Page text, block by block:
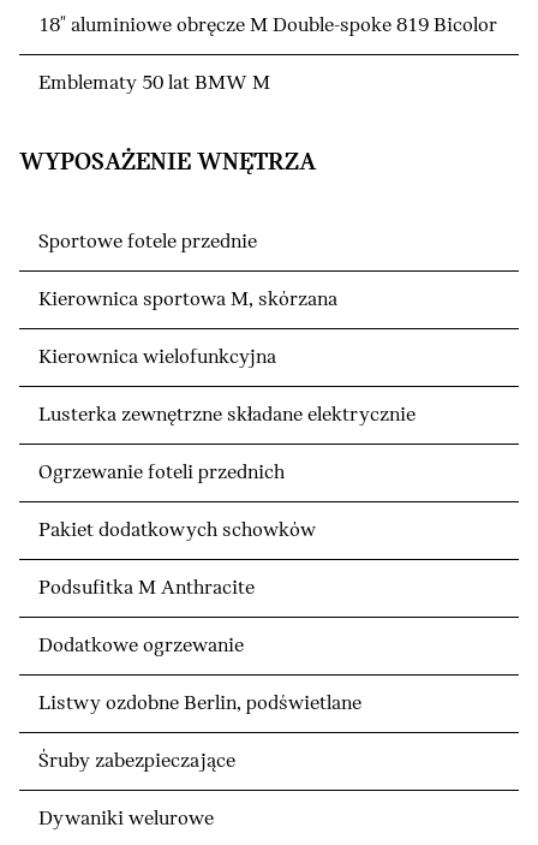
18" aluminiowe obręcze M Double-spoke 819 Bicolor
Emblematy 50 lat BMW M
WYPOSAŻENIE WNĘTRZA
Sportowe fotele przednie
Kierownica sportowa M, skórzana
Kierownica wielofunkcyjna
Lusterka zewnętrzne składane elektrycznie
Ogrzewanie foteli przednich
Pakiet dodatkowych schowków
Podsufitka M Anthracite
Dodatkowe ogrzewanie
Listwy ozdobne Berlin, podświetlane
Śruby zabezpieczające
Dywaniki welurowe